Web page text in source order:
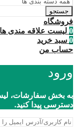
جستجو
فروشگاه
0 لیست علاقه مندی ها
0 سبد خرید
حساب من
ورود
به بخش سفارشات،
دسترسی پیدا کنید.